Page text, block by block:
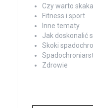
Czy warto
Fitness i sport
Inne tematy
Jak doskonalić
Skoki
Zdrowie